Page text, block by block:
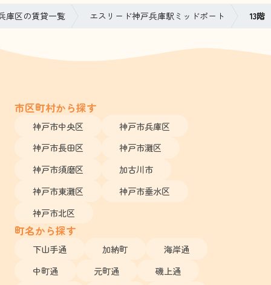
庫区の賃貸一覧 エスリード神戸兵庫駅ミッドポート 13階
市区町村から探す
神戸市中央区
神戸市兵庫区
神戸市長田区
神戸市灘区
神戸市須磨区
加古川市
神戸市東灘区
神戸市垂水区
神戸市北区
町名から探す
下山手通 加納町
海岸通
中町通
元町通
磯上通